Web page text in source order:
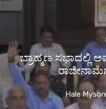
ಬ್ರಾಹ್ಮಣ ಸಭಾದಲ್ಲಿ
Hale